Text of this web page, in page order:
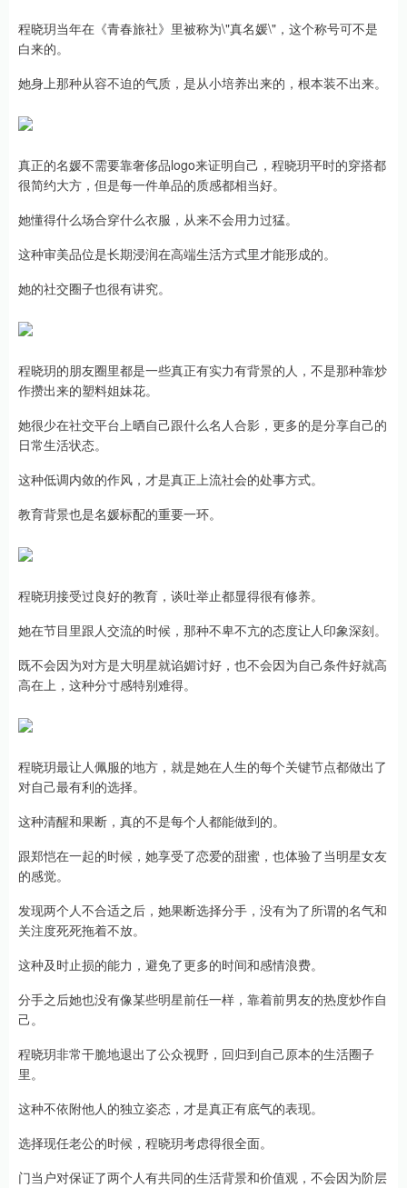
程晓玥当年在《青春旅社》里被称为\"真名媛\"，这个称号可不是
白来的。
她身上那种从容不迫的气质，是从小培养出来的，根本装不出来。
真正的名媛不需要靠奢侈品logo来证明自己，程晓玥平时的穿搭都
很简约大方，但是每一件单品的质感都相当好。
她懂得什么场合穿什么衣服，从来不会用力过猛。
这种审美品位是长期浸润在高端生活方式里才能形成的。
她的社交圈子也很有讲究。
程晓玥的朋友圈里都是一些真正有实力有背景的人，不是那种靠炒
作攒出来的塑料姐妹花。
她很少在社交平台上晒自己跟什么名人合影，更多的是分享自己的
日常生活状态。
这种低调内敛的作风，才是真正上流社会的处事方式。
教育背景也是名媛标配的重要一环。
程晓玥接受过良好的教育，谈吐举止都显得很有修养。
她在节目里跟人交流的时候，那种不卑不亢的态度让人印象深刻。
既不会因为对方是大明星就谄媚讨好，也不会因为自己条件好就高
高在上，这种分寸感特别难得。
程晓玥最让人佩服的地方，就是她在人生的每个关键节点都做出了
对自己最有利的选择。
这种清醒和果断，真的不是每个人都能做到的。
跟郑恺在一起的时候，她享受了恋爱的甜蜜，也体验了当明星女友
的感觉。
发现两个人不合适之后，她果断选择分手，没有为了所谓的名气和
关注度死死拖着不放。
这种及时止损的能力，避免了更多的时间和感情浪费。
分手之后她也没有像某些明星前任一样，靠着前男友的热度炒作自
己。
程晓玥非常干脆地退出了公众视野，回归到自己原本的生活圈子
里。
这种不依附他人的独立姿态，才是真正有底气的表现。
选择现任老公的时候，程晓玥考虑得很全面。
门当户对保证了两个人有共同的生活背景和价值观，不会因为阶层